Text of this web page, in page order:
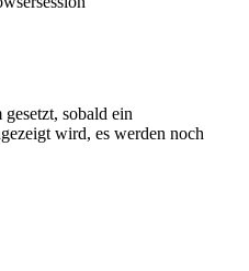
sobald ein
wird, es werden noch